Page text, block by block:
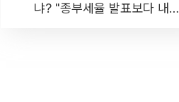
냐? "종부세율 발표보다 내릴